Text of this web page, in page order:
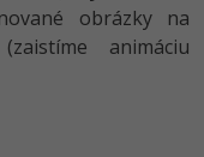
obrázky na
animáciu